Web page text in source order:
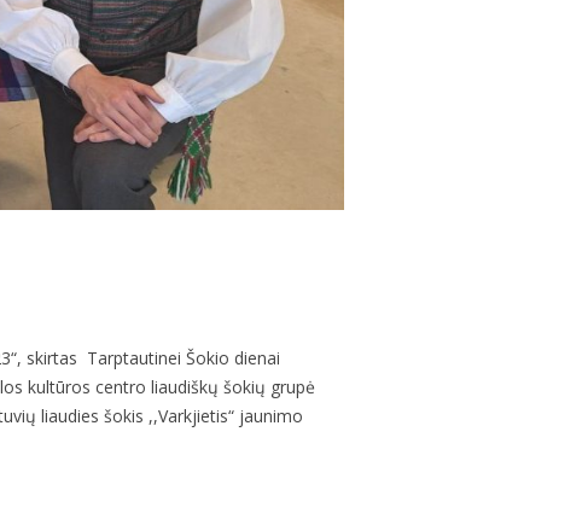
skirtas Tarptautinei Šokio dienai
kultūros centro liaudiškų šokių grupė
liaudies šokis ,,Varkjietis“ jaunimo